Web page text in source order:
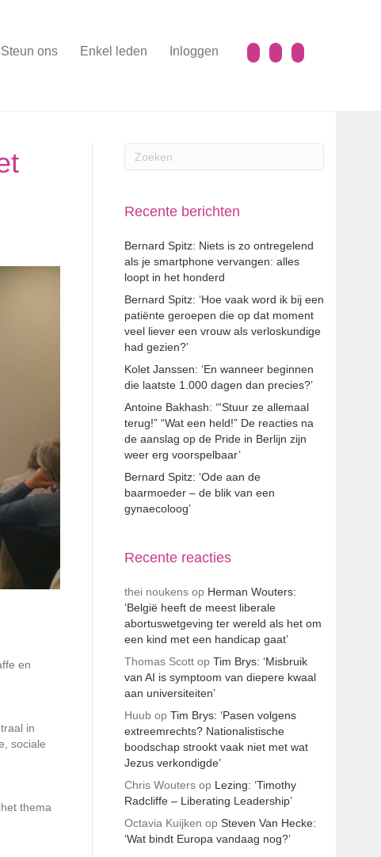
Steun ons Enkel leden Inloggen
en
in
sociale
thema
Recente berichten
Bernard Spitz: Niets is zo ontregelend
als je smartphone vervangen: alles
loopt in het honderd
Bernard Spitz: ‘Hoe vaak word ik bij een
patiënte geroepen die op dat moment
veel liever een vrouw als verloskundige
had gezien?’
Kolet Janssen: ‘En wanneer beginnen
die laatste 1.000 dagen dan precies?’
Antoine Bakhash: ‘“Stuur ze allemaal
terug!” “Wat een held!” De reacties na
de aanslag op de Pride in Berlijn zijn
weer erg voorspelbaar’
Bernard Spitz: ‘Ode aan de
baarmoeder – de blik van een
gynaecoloog’
Recente reacties
thei noukensop Herman Wouters:
‘België heeft de meest liberale
abortuswetgeving ter wereld als het om
een kind met een handicap gaat’
Thomas Scottop Tim Brys: ‘Misbruik
van AI is symptoom van diepere kwaal
aan universiteiten’
Huubop Tim Brys: ‘Pasen volgens
extreemrechts? Nationalistische
boodschap strookt vaak niet met wat
Jezus verkondigde’
Chris Woutersop Lezing: ‘Timothy
Radcliffe – Liberating Leadership’
Octavia Kuijken op Steven Van Hecke:
‘Wat bindt Europa vandaag nog?’